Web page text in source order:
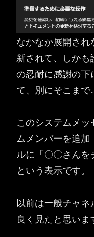
なかなか展開さ
新されて、しかも
の忍耐に感謝の
て、別にそこま
このシステムメ
ムメンバーを追
ルに「〇〇さんを
という表示です。
以前は一般チャネ
良く見たと思いま